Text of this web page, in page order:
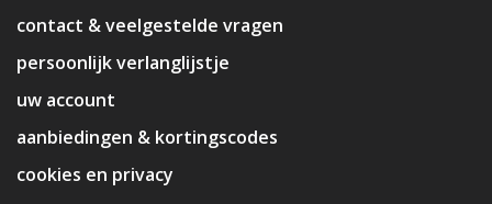
contact & veelgestelde vragen
persoonlijk verlanglijstje
uw account
aanbiedingen & kortingscodes
cookies en privacy